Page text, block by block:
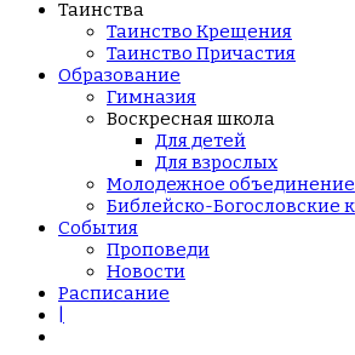
Таинства
Таинство Крещения
Таинство Причастия
Образование
Гимназия
Воскресная школа
Для детей
Для взрослых
Молодежное объединение
Библейско-Богословские
События
Проповеди
Новости
Расписание